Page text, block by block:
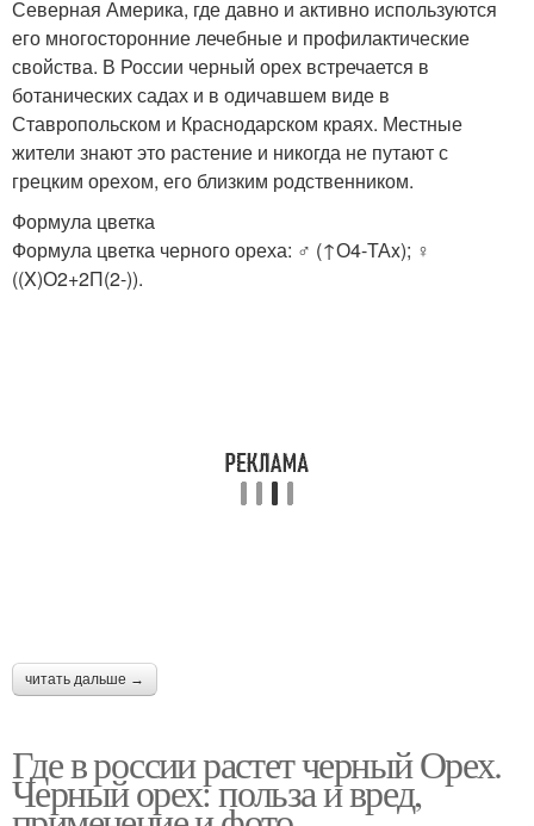
Северная Америка, где давно и активно используются
его многосторонние лечебные и профилактические
свойства. В России черный орех встречается в
ботанических садах и в одичавшем виде в
Ставропольском и Краснодарском краях. Местные
жители знают это растение и никогда не путают с
грецким орехом, его близким родственником.
Формула цветка
Формула цветка черного ореха: ♂ (↑О4-ТАx); ♀
((X)О2+2П(2-)).
читать дальше →
Где в россии растет черный Орех.
Черный орех: польза и вред,